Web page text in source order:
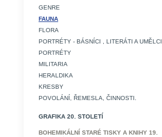
GENRE
FAUNA
FLORA
PORTRÉTY - BÁSNÍCI , LITERÁTI A UMĚLCI
PORTRÉTY
MILITARIA
HERALDIKA
KRESBY
POVOLÁNÍ, ŘEMESLA, ČINNOSTI.
GRAFIKA 20. STOLETÍ
BOHEMIKÁLNÍ STARÉ TISKY A KNIHY 19.